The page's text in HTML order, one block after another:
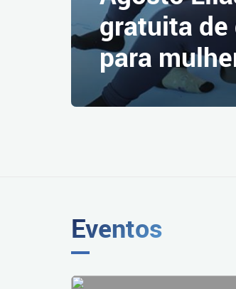
gratuita de
para
Eventos